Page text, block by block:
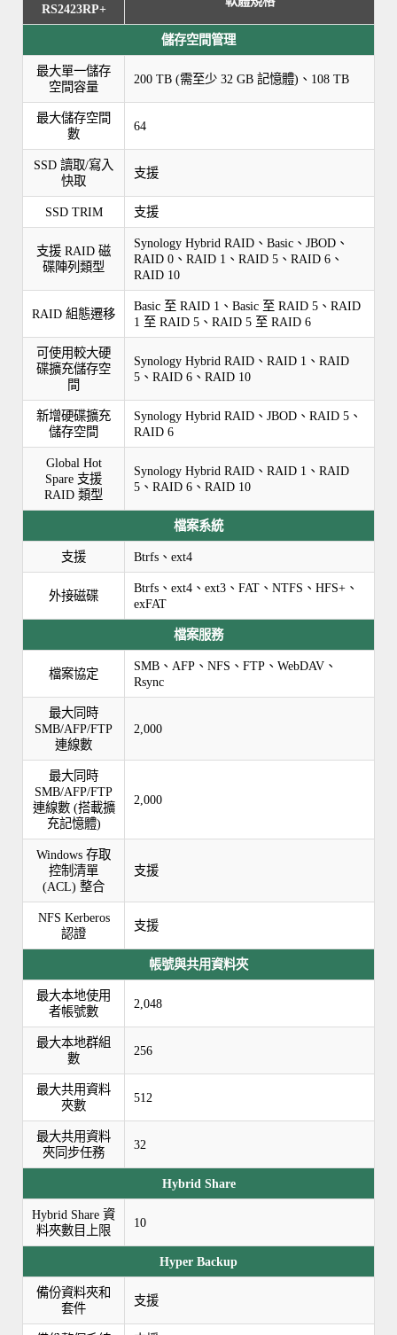
RS2423RP+
儲存空間管理
最大單一儲存
空間容量
200 TB (需至少 32 GB 記憶體)、108 TB
最大儲存空間
數
64
SSD 讀取/寫入
快取
支援
SSD TRIM 支援
支援 RAID 磁
碟陣列類型
Synology Hybrid RAID、Basic、JBOD、
RAID 0、RAID 1、RAID 5、RAID 6、
RAID 10
RAID 組態遷移
Basic 至 RAID 1、Basic 至 RAID 5、RAID
1 至 RAID 5、RAID 5 至 RAID 6
可使用較大硬
碟擴充儲存空
間
Synology Hybrid RAID、RAID 1、RAID
5、RAID 6、RAID 10
新增硬碟擴充
儲存空間
Synology Hybrid RAID、JBOD、RAID 5、
RAID 6
Global Hot
Spare 支援
RAID 類型
Synology Hybrid RAID、RAID 1、RAID
5、RAID 6、RAID 10
檔案系統
支援 Btrfs、ext4
外接磁碟
Btrfs、ext4、ext3、FAT、NTFS、HFS+、
exFAT
檔案服務
檔案協定
SMB、AFP、NFS、FTP、WebDAV、
Rsync
最大同時
SMB/AFP/FTP
連線數
2,000
最大同時
SMB/AFP/FTP
連線數 (搭載擴
充記憶體)
2,000
Windows 存取
控制清單
(ACL) 整合
支援
NFS Kerberos
認證
支援
帳號與共用資料夾
最大本地使用
者帳號數
2,048
最大本地群組
數
256
最大共用資料
夾數
512
最大共用資料
夾同步任務
32
Hybrid Share
Hybrid Share 資
料夾數目上限
10
Hyper Backup
備份資料夾和
套件
支援